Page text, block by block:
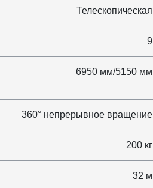
Телескопическая
9
6950 мм/5150 мм
360° непрерывное вращение
200 кг
32 м